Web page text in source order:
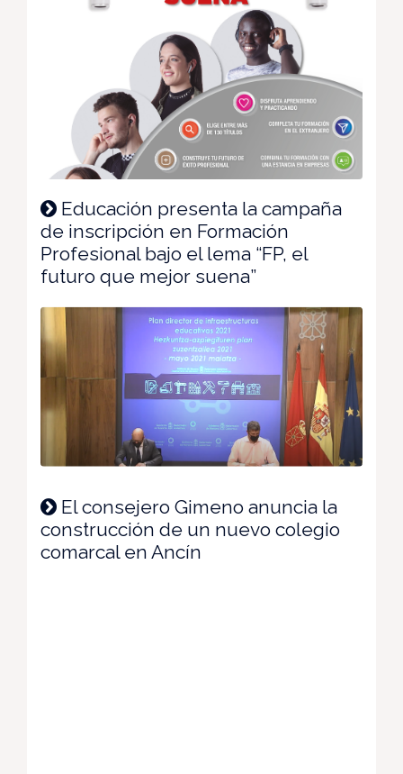
Educación presenta la campaña
de inscripción en Formación
Profesional bajo el lema “FP, el
futuro que mejor suena”
El consejero Gimeno anuncia la
construcción de un nuevo colegio
comarcal en Ancín